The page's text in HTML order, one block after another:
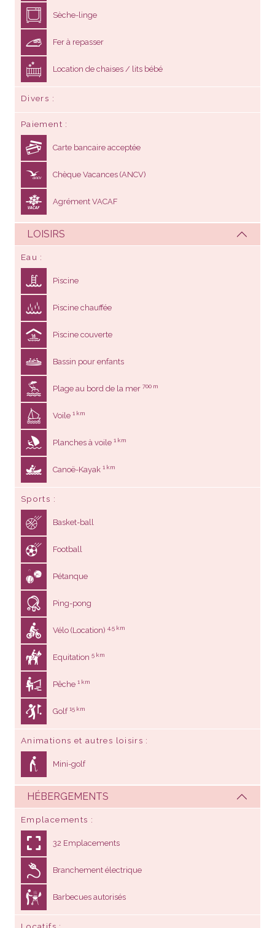
Sèche-linge
Fer à repasser
Location de chaises / lits bébé
Divers
Paiement
Carte bancaire acceptée
Chèque Vacances (ANCV)
Agrément VACAF
LOISIRS
Eau
Piscine
Piscine chauffée
Piscine couverte
Bassin pour enfants
Plage au bord de la mer 700 m
Voile 1 km
Planches à voile 1 km
Canoë-Kayak 1 km
Sports
Basket-ball
Football
Pétanque
Ping-pong
Vélo (Location) 4,5 km
Equitation 5 km
Pêche 1 km
Golf15 km
Animations et autres loisirs
Mini-golf
HÉBERGEMENTS
Emplacements
32 Emplacements
Branchement électrique
Barbecues autorisés
Locatifs